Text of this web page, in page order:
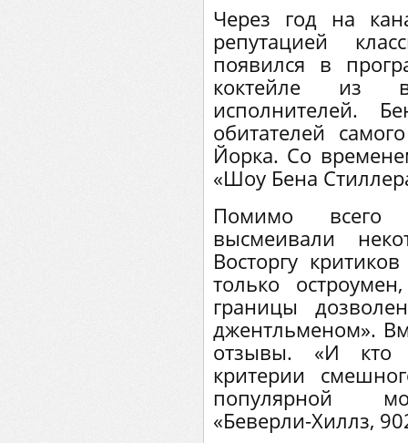
Через год на
репутацией
появился в
коктейле из
исполнителей.
обитателей
Йорка. Со
«Шоу Бена
Помимо всего
высмеивали
Восторгу
только
границы
джентльменом».
отзывы. «И кто
критерии
популярной
«Беверли-Хиллз,